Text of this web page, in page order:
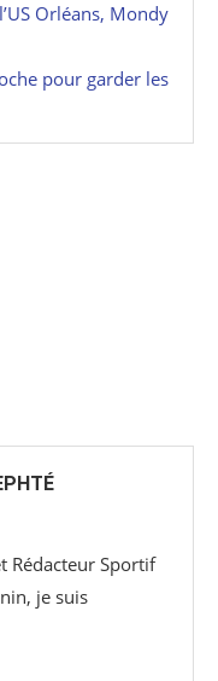
Orléans, Mondy
pour garder les
Rédacteur Sportif
je suis